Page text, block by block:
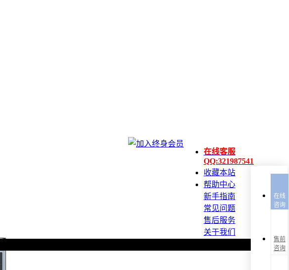
在线客服
QQ:321987541
收藏本站
帮助中心
新手指南
常见问题
售后服务
关于我们
在线
咨询
售前
咨询